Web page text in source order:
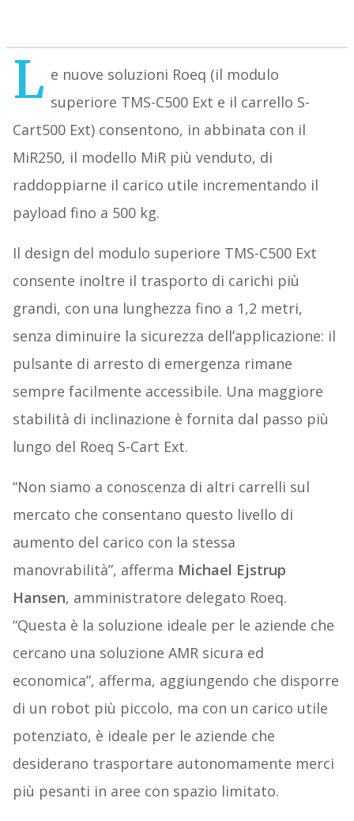
L e nuove soluzioni Roeq (il modulo
superiore TMS-C500 Ext e il carrello S-
Cart500 Ext) consentono, in abbinata con il
MiR250, il modello MiR più venduto, di
raddoppiarne il carico utile incrementando il
payload fino a 500 kg.
Il design del modulo superiore TMS-C500 Ext
consente inoltre il trasporto di carichi più
grandi, con una lunghezza fino a 1,2 metri,
senza diminuire la sicurezza dell’applicazione: il
pulsante di arresto di emergenza rimane
sempre facilmente accessibile. Una maggiore
stabilità di inclinazione è fornita dal passo più
lungo del Roeq S-Cart Ext.
“Non siamo a conoscenza di altri carrelli sul
mercato che consentano questo livello di
aumento del carico con la stessa
manovrabilità”, afferma Michael Ejstrup
Hansen, amministratore delegato Roeq.
“Questa è la soluzione ideale per le aziende che
cercano una soluzione AMR sicura ed
economica”, afferma, aggiungendo che disporre
di un robot più piccolo, ma con un carico utile
potenziato, è ideale per le aziende che
desiderano trasportare autonomamente merci
più pesanti in aree con spazio limitato.